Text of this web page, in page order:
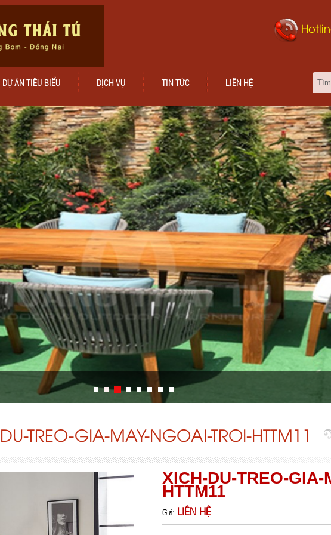
DỰ ÁN TIÊU BIỂU DỊCH VỤ TIN TỨC LIÊN HỆ
TREO-GIA-MAY-NGOAI-TROI-HTTM11
XICH-DU-TREO-GIA-
HTTM11
Giá: LIÊN HỆ